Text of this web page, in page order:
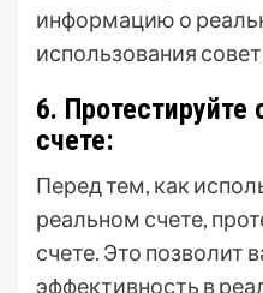
информацию о
использования
6.
счете:
Перед тем, как
реальном счете,
счете. Это позволит
эффективность в